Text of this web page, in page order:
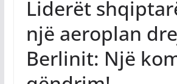
Liderët
një aeroplan
Berlinit: Një